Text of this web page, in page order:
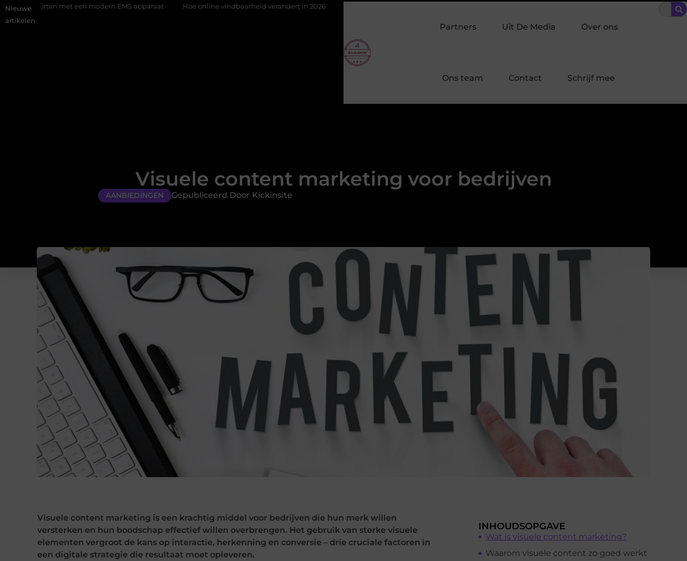
Nieuwe
artikelen
met een modern EMS apparaat Hoe online vindbaarheid verandert in 2026 Van het Oude Dorp tot de Gouden Driehoek: welke inbraakpreventie past bij jouw buurt in Laren?
Partners Uit De Media Over ons
Ons team Contact Schrijf mee
Visuele content marketing voor bedrijven
AANBIEDINGEN Gepubliceerd Door Kickinsite
Visuele content marketing is een krachtig middel voor bedrijven die hun merk willen
versterken en hun boodschap effectief willen overbrengen. Het gebruik van sterke visuele
elementen vergroot de kans op interactie, herkenning en conversie – drie cruciale factoren in
een digitale strategie die resultaat moet opleveren.
INHOUDSOPGAVE
Wat is visuele content marketing?
Waarom visuele content zo goed werkt